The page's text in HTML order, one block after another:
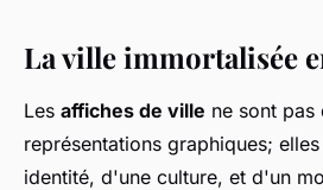
La ville immortalisée
Les affiches de ville ne sont pas
représentations graphiques;
identité, d'une culture, et d'un